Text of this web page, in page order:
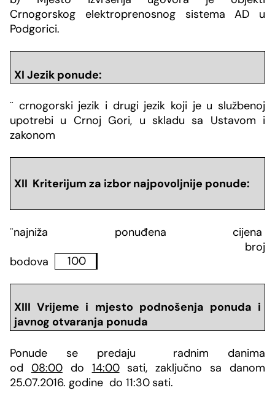
Crnogorskog elektroprenosnog sistema AD u
Podgorici.
XI Jezik ponude:
¨ crnogorski jezik i drugi jezik koji je u službenoj
upotrebi u Crnoj Gori, u skladu sa Ustavom i
zakonom
XII Kriterijum za izbor najpovoljnije ponude:
¨najniža ponuđena cijena
broj
bodova
100
XIII Vrijeme i mjesto podnošenja ponuda i
javnog otvaranja ponuda
Ponude se predaju radnim danima
od 08:00do 14:00sati, zaključno sa danom
25.07.2016. godine do 11:30sati.